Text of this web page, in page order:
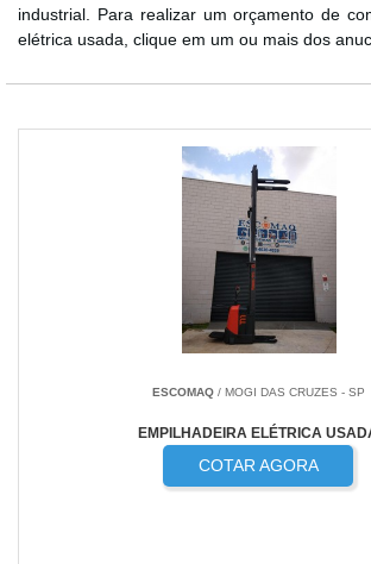
industrial. Para realizar um orçamento de
elétrica usada, clique em um ou mais dos
ESCOMAQ/ MOGI DAS CRUZES - SP
EMPILHADEIRA ELÉTRICA
COTAR AGORA